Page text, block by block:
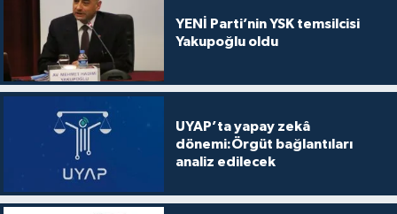
YENİ Parti’nin YSK temsilcisi
Yakupoğlu oldu
UYAP’ta yapay zekâ
dönemi:Örgüt bağlantıları
analiz edilecek